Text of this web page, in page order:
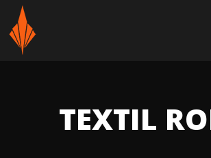
TEXTIL